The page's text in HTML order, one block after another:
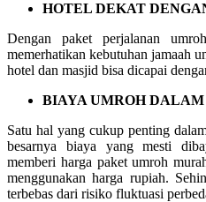
HOTEL DEKAT
Dengan paket perjalanan
memerhatikan kebutuhan jamaah
hotel dan masjid bisa dicapai
BIAYA UMROH
Satu hal yang cukup penting
besarnya biaya yang mesti
memberi harga paket umroh
menggunakan harga rupiah.
terbebas dari risiko fluktuasi